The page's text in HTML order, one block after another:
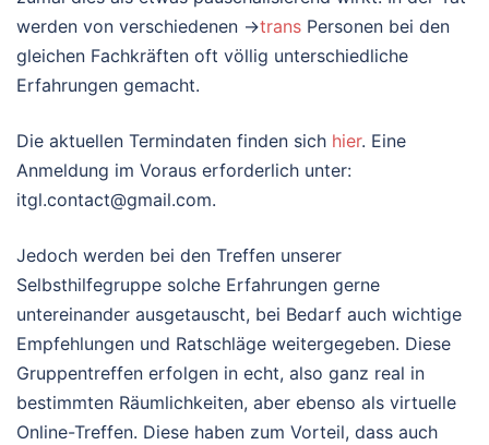
werden von verschiedenen →trans Personen bei den
gleichen Fachkräften oft völlig unterschiedliche
Erfahrungen gemacht.
Die aktuellen Termindaten finden sich hier. Eine
Anmeldung im Voraus erforderlich unter:
itgl.contact@gmail.com.
Jedoch werden bei den Treffen unserer
Selbsthilfegruppe solche Erfahrungen gerne
untereinander ausgetauscht, bei Bedarf auch wichtige
Empfehlungen und Ratschläge weitergegeben. Diese
Gruppentreffen erfolgen in echt, also ganz real in
bestimmten Räumlichkeiten, aber ebenso als virtuelle
Online-Treffen. Diese haben zum Vorteil, dass auch